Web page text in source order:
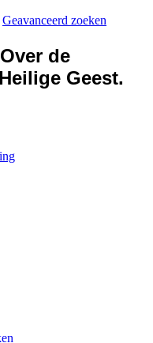
Geavanceerd zoeken
de
Geest.